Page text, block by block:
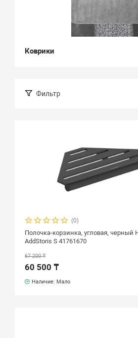
Коврики
Фильтр
(0)
Полочка-корзинка, угловая, черный
AddStoris S 41761670
67 200 ₸
60 500 ₸
Наличие: Мало